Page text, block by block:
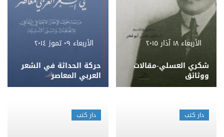
الأربعاء ١٨ آذار ٢٠١٥
شكري العسلي-مقالات
ووثائق
الأربعاء ٠٩ تموز ٢٠١٤
حركة الحداثة في الشعر
العربي المعاصر
دار كتب دار كتب